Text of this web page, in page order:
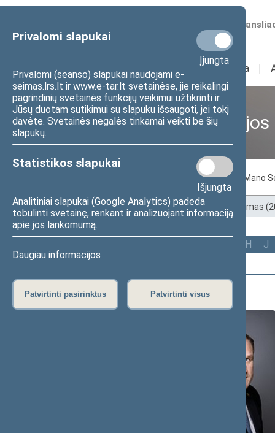
Privalomi slapukai
Įjungta
Privalomi (seanso) slapukai naudojami e-
seimas.lrs.lt ir www.e-tar.lt svetainėse, jie reikalingi
pagrindinių svetainės funkcijų veikimui užtikrinti ir
Jūsų duotam sutikimui su slapuku išsaugoti, jei tokį
davėte. Svetainės negalės tinkamai veikti be šių
slapukų.
Statistikos slapukai
Išjungta
Analitiniai slapukai (Google Analytics) padeda
tobulinti svetainę, renkant ir analizuojant informaciją
apie jos lankomumą.
Daugiau informacijos
Patvirtinti pasirinktus Patvirtinti visus
Numatomos
Sudėtis Veikla I
Ankstesnės kadencijos
Pagal apygardas Mano
Pradžia>Ankstesnės kadencijos XIII Seimas
H J
A (8)